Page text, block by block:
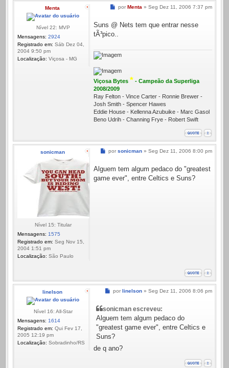
Menta
Nível 22: MVP
Mensagens: 2924
Registrado em: Sáb Dez 04,
2004 9:50 pm
Localização: Viçosa - MG
Mensagem
por Menta » Seg Dez 11, 2006 7:37 pm
Suns @ Nets tem que entrar nesse
tÃ³pico..
Viçosa Bytes * - Campeão da Superliga
2008/2009
Ray Felton - Vince Carter - Ronnie Brewer -
Josh Smith - Spencer Hawes
Eddie House - Kellenna Azubuike - Marc Gasol
Beno Udrih - Channing Frye - Robert Swift
sonicman
Nível 15: Titular
Mensagens: 1575
Registrado em: Seg Nov 15,
2004 1:51 pm
Localização: São Paulo
Mensagem
por sonicman » Seg Dez 11, 2006 8:00 pm
Alguem tem algum pedaco do "greatest
game ever", entre Celtics e Suns?
linelson
Nível 16: All-Star
Mensagens: 1614
Registrado em: Qui Fev 17,
2005 12:19 pm
Localização: Sobradinho/RS
Mensagem
por linelson » Seg Dez 11, 2006 8:06 pm
sonicman escreveu:
Alguem tem algum pedaco do
"greatest game ever", entre Celtics e
Suns?
de q ano?